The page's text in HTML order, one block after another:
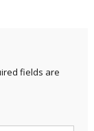
fields are